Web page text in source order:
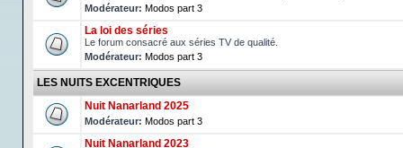
Modérateur: Modos part 3
La loi des séries
Le forum consacré aux séries TV de qualité.
Modérateur: Modos part 3
LES NUITS EXCENTRIQUES
Nuit Nanarland 2025
Modérateur: Modos part 3
Nuit Nanarland 2023